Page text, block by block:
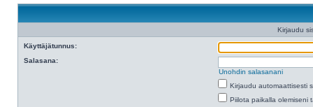
Kirjaudu
Käyttäjätunnus:
Salasana:
Unohdin salasanani
Kirjaudu automaattisesti
Piilota paikalla olemiseni